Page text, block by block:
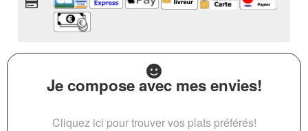
Je compose avec mes envies!
Cliquez ici pour trouver vos plats préférés!